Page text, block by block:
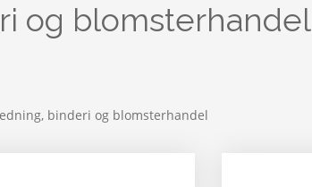
og blomsterhandel
binderi og blomsterhandel